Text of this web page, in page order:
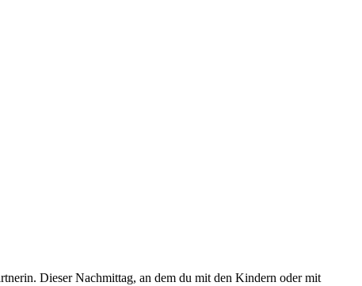
Dieser Nachmittag, an dem du mit den Kindern oder mit